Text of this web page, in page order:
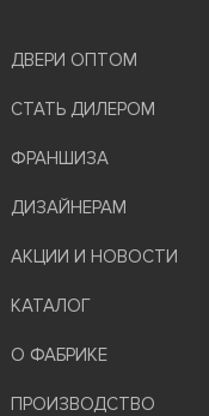
ДВЕРИ ОПТОМ
СТАТЬ ДИЛЕРОМ
ФРАНШИЗА
ДИЗАЙНЕРАМ
АКЦИИ И НОВОСТИ
КАТАЛОГ
О ФАБРИКЕ
ПРОИЗВОДСТВО